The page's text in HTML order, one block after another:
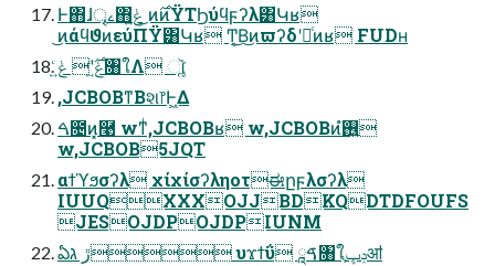
Ͱ΋ɺৄࡉ΋ݟ͍ͨ ͜ͷ࣌ͷΫΤϦύϥϝʔλ͸Կʁ
͜ͷάϥϑͷεύΠΫ͸Կʁ Ͳ͔͜Β͜ͷϖʔδʹདྷͨͷʁ FUDʜ
ݟ͍ͨ࣌ʹ ݟ͍ͨ৘ใΛ ૉૣ͘
,JCBOBͳΒશ෦Ͱ͖Δ
ࠓ೔ͷ͓࿩ wͳͥ,JCBOBʁ w,JCBOBͷ࢖͍ํ
w,JCBOB5JQT
αϯϓϧσʔλ χίχίσʔληοτಈըϝλσʔλ
IUUQXXXOJJBDKQDTDFOUFS
JESOJDPOJDPIUNM
ఏڙ ג υϫϯΰ ࠃཱ৘ใֶݚڀॴ